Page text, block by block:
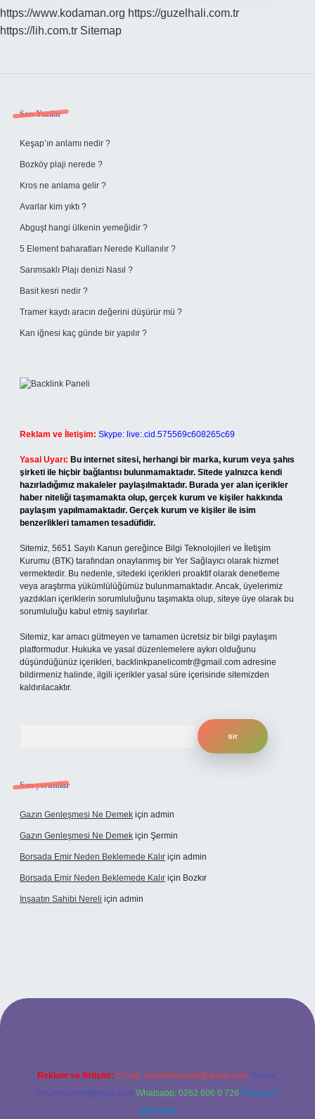
https://www.kodaman.org https://guzelhali.com.tr
https://lih.com.tr Sitemap
Sidebar
Son Yazılar
Keşap’ın anlamı nedir ?
Bozköy plaji nerede ?
Kros ne anlama gelir ?
Avarlar kim yıktı ?
Abguşt hangi ülkenin yemeğidir ?
5 Element baharatları Nerede Kullanılır ?
Sarımsaklı Plajı denizi Nasıl ?
Basit kesri nedir ?
Tramer kaydı aracın değerini düşürür mü ?
Kan iğnesi kaç günde bir yapılır ?
Reklam ve İletişim: Skype: live:.cid.575569c608265c69
Yasal Uyarı: Bu internet sitesi, herhangi bir marka, kurum veya şahıs
şirketi ile hiçbir bağlantısı bulunmamaktadır. Sitede yalnızca kendi
hazırladığımız makaleler paylaşılmaktadır. Burada yer alan içerikler
haber niteliği taşımamakta olup, gerçek kurum ve kişiler hakkında
paylaşım yapılmamaktadır. Gerçek kurum ve kişiler ile isim
benzerlikleri tamamen tesadüfidir.
Sitemiz, 5651 Sayılı Kanun gereğince Bilgi Teknolojileri ve İletişim
Kurumu (BTK) tarafından onaylanmış bir Yer Sağlayıcı olarak hizmet
vermektedir. Bu nedenle, sitedeki içerikleri proaktif olarak denetleme
veya araştırma yükümlülüğümüz bulunmamaktadır. Ancak, üyelerimiz
yazdıkları içeriklerin sorumluluğunu taşımakta olup, siteye üye olarak bu
sorumluluğu kabul etmiş sayılırlar.
Sitemiz, kar amacı gütmeyen ve tamamen ücretsiz bir bilgi paylaşım
platformudur. Hukuka ve yasal düzenlemelere aykırı olduğunu
düşündüğünüz içerikleri, backlinkpanelicomtr@gmail.com adresine
bildirmeniz halinde, ilgili içerikler yasal süre içerisinde sitemizden
kaldırılacaktır.
Son yorumlar
Gazın Genleşmesi Ne Demek için admin
Gazın Genleşmesi Ne Demek için Şermin
Borsada Emir Neden Beklemede Kalır için admin
Borsada Emir Neden Beklemede Kalır için Bozkır
Inşaatın Sahibi Nereli için admin
Reklam ve İletişim: E-mail: backlinkpaneli@gmail.com Teams:
forumhizmeti@gmail.com Whatsapp: 0262 606 0 726 Telegram:
@karabul